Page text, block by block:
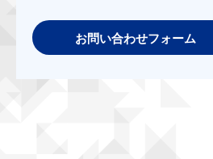
お問い合わせフォーム